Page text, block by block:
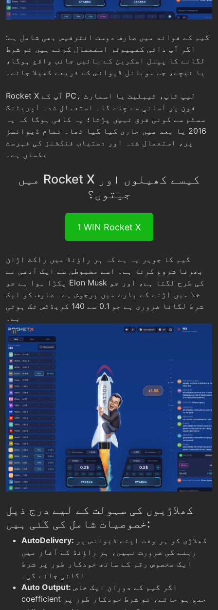
گیم کے فوائد میں صارف دوست انٹرفیس بھی شامل ہے:
اگر آپ ذاتی کمپیوٹر استعمال کرتے ہیں تو شرط
لگانے کا پینل اسکرین کے بائیں جانب واقع ہوگا،
یا نیچے، جب موبائل ڈیوائس کے ذریعے کھیلا جائے۔
Rocket X آپ کے PC، لیپ ٹاپ، ٹیبلیٹ یا اسمارٹ
فون پر آسانی سے چلے گا۔ استعمال شدہ آپریٹنگ
سسٹم سے کوئی فرق نہیں پڑتا؛ یہ کافی ہوگا کہ یہ
2016 یا بعد میں جاری کیا گیا تھا۔ تمام ڈیوائسز
پر، استعمال شدہ اور دستیاب فنکشنز کی فہرست
یکساں ہے۔
میں Rocket X کیسے کھیلوں اور
جیتوں؟
1 WIN Rocket X
گیم کا جوہر یہ ہے کہ ہر راؤنڈ میں راکٹ اڑان
بھرنا شروع کرتا ہے۔ اسے مضبوطی سے ایک آدمی نے
پکڑا ہوا ہے جو Elon Musk کی طرح لگتا ہے، اور جو
خلا میں اڑنے کے بارے میں پرجوش ہے۔ صارف کو ایک
شرط لگانا ضروری ہے جو 0.1 سے 140 کریڈٹس تک ہوتی
ہے۔
کھلاڑیوں کی سہولت کے لیے درج ذیل
خصوصیات شامل کی گئی ہیں:
AutoDelivery: کھلاڑی کو ہر وقت اپنے ڈیوائس پر
رہنے کی ضرورت نہیں، ہر راؤنڈ کے آغاز میں
ایک مخصوص رقم کے ساتھ خودکار طور پر شرط
لگائی جائے گی۔
Auto Output: اگر گیم کے دوران ایک خاص
coefficient جمع ہو جائے، تو شرط خودکار طور پر